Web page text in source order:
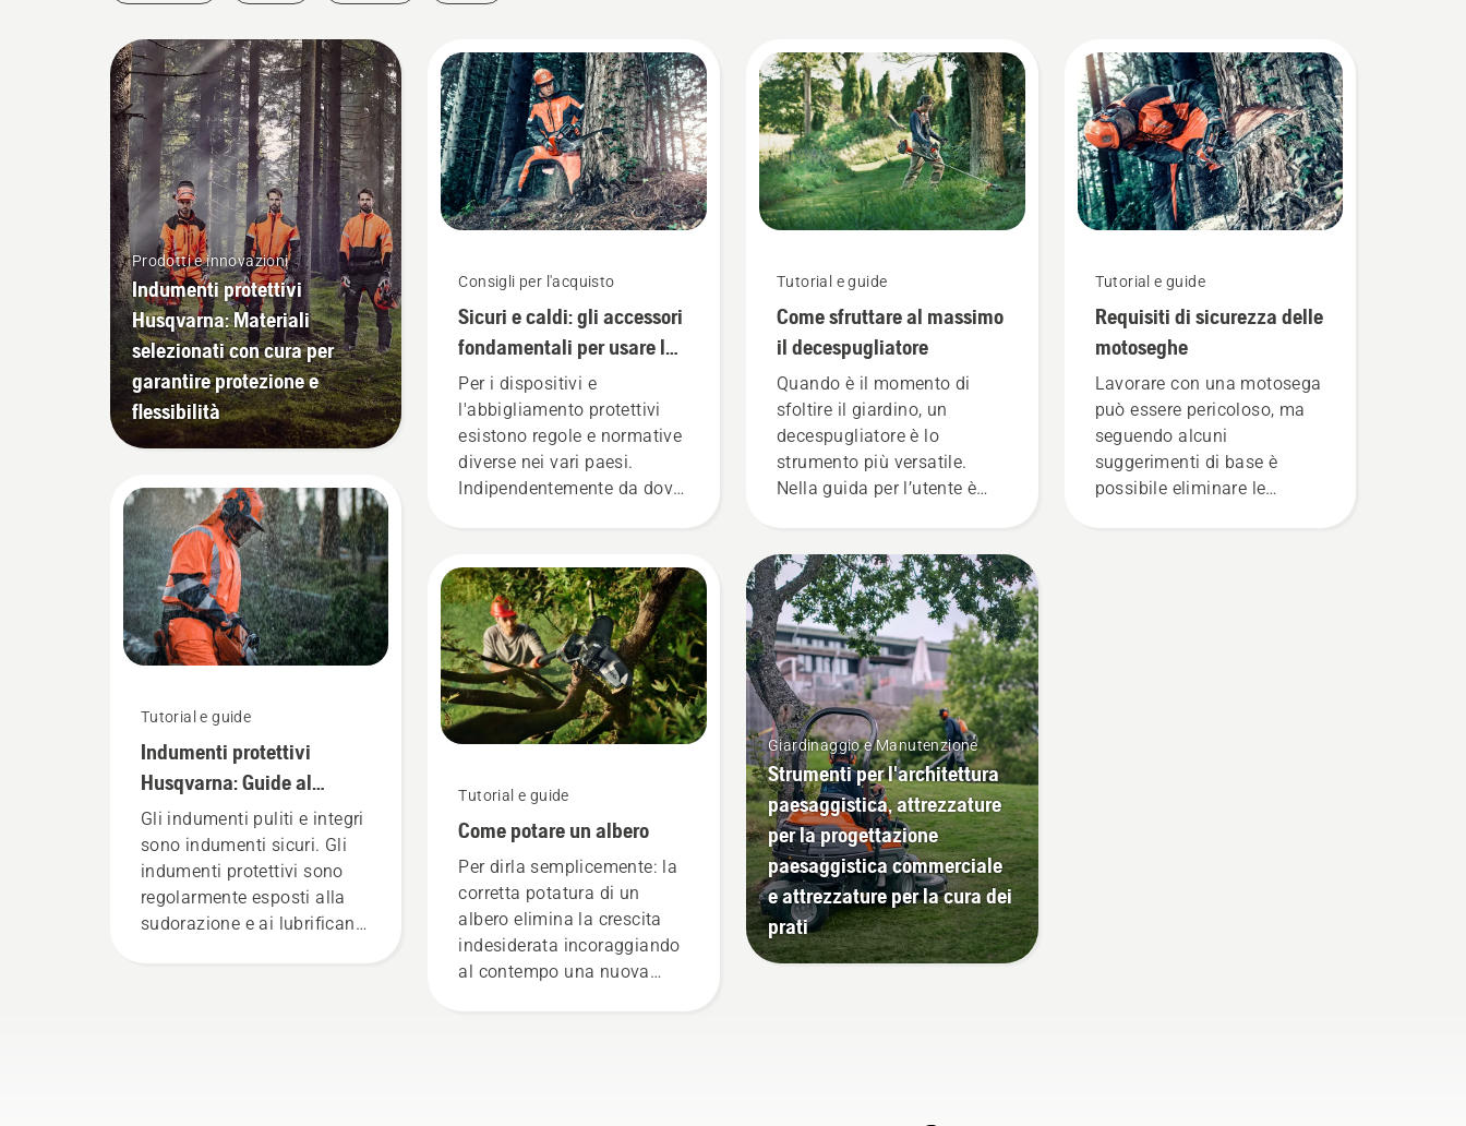
Prodotti e innovazioni
Indumenti protettivi
Husqvarna: Materiali
selezionati con cura per
garantire protezione e
flessibilità
Tutorial e guide
Indumenti protettivi
Husqvarna: Guide al
lavaggio e alla riparazione
Gli indumenti puliti e integri
sono indumenti sicuri. Gli
indumenti protettivi sono
regolarmente esposti alla
sudorazione e ai lubrificanti,
Consigli per l'acquisto
Sicuri e caldi: gli accessori
fondamentali per usare la
motosega
Per i dispositivi e
l'abbigliamento protettivi
esistono regole e normative
diverse nei vari paesi.
Indipendentemente da dove
senz'altro a migliorare la
sicurezza durante l'uso di
una motosega.
Tutorial e guide
Come potare un albero
Per dirla semplicemente: la
corretta potatura di un
albero elimina la crescita
indesiderata incoraggiando
al contempo una nuova
Tutorial e guide
Come sfruttare al massimo
il decespugliatore
Quando è il momento di
sfoltire il giardino, un
decespugliatore è lo
strumento più versatile.
Nella guida per l’utente è
decespugliatore Husqvarna
nel modo più sicuro ed
efficace.
Giardinaggio e Manutenzione
Strumenti per l'architettura
paesaggistica, attrezzature
per la progettazione
paesaggistica commerciale
e attrezzature per la cura dei
prati
Tutorial e guide
Requisiti di sicurezza delle
motoseghe
Lavorare con una motosega
può essere pericoloso, ma
seguendo alcuni
suggerimenti di base è
possibile eliminare le